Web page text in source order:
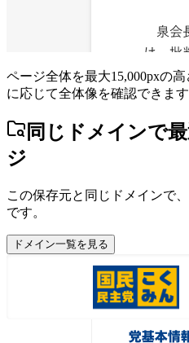
ページ全体を最大15,000pxの
に応じて全体像を確認できます
同じドメインで
ジ
この保存元と同じドメインで
です。
ドメイン一覧を見る